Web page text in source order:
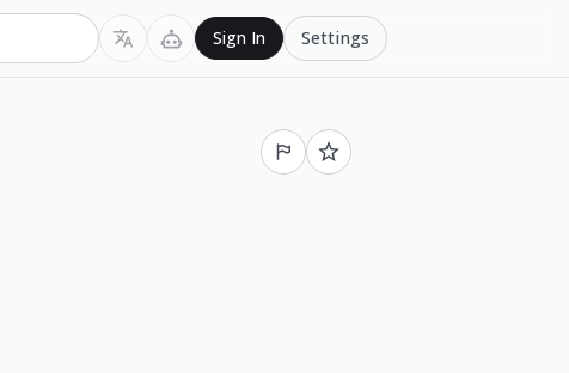
Sign In Settings